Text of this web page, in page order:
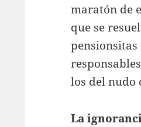
maratón de
que se
pensionsitas
los del nudo
La